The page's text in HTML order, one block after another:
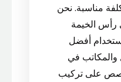
مناسبة. نحن
رأس الخيمة
أفضل
والمكاتب في
على تركيب